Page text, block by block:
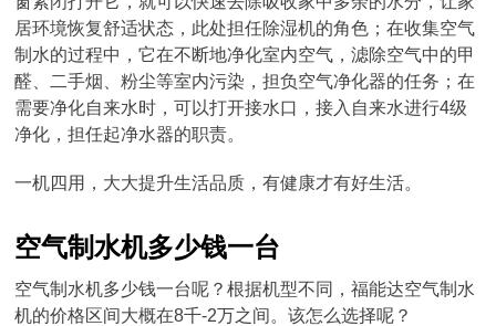
居环境恢复舒适状态，此处担任除湿机的角色；在收集空气
制水的过程中，它在不断地净化室内空气，滤除空气中的甲
醛、二手烟、粉尘等室内污染，担负空气净化器的任务；在
需要净化自来水时，可以打开接水口，接入自来水进行4级
净化，担任起净水器的职责。
一机四用，大大提升生活品质，有健康才有好生活。
空气制水机多少钱一台
空气制水机多少钱一台呢？根据机型不同，福能达空气制水
机的价格区间大概在8千-2万之间。该怎么选择呢？